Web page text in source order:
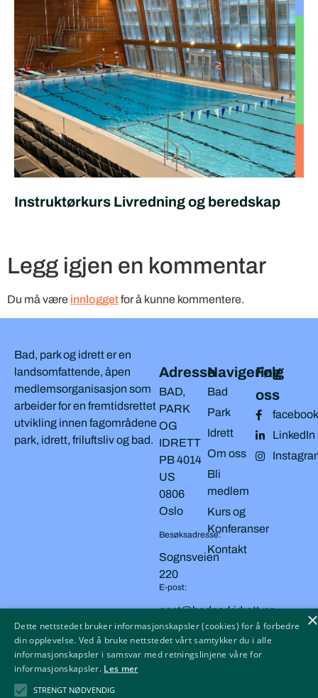
Instruktørkurs Livredning og beredskap
Legg igjen en kommentar
Du må være innloggetfor å kunne kommentere.
Bad, park og idrett er en
landsomfattende, åpen
medlemsorganisasjon som
arbeider for en fremtidsrettet
utvikling innen fagområdene
park, idrett, friluftsliv og bad.
Adresse
BAD,
PARK
OG
IDRETT
PB 4014
US
0806
Oslo
Besøksadresse:
Sognsveien
220
E-post:
post@badparkidrett.no
Navigering
Bad
Park
Idrett
Om oss
Bli
medlem
Kurs og
Konferanser
Kontakt
Følg
oss
facebook
LinkedIn
Copyright © 2026 BAD, PARK OG IDRETTPersonvern
×
Dette nettstedet bruker informasjonskapsler (cookies) for å forbedre
din opplevelse. Ved å bruke nettstedet vårt samtykker du i alle
informasjonskapsler i samsvar med retningslinjene våre for
informasjonskapsler. Les mer
STRENGT NØDVENDIG